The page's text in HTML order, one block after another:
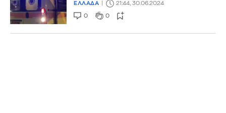
ΕΛΛΑΔΑ 21:44, 30.06.2024
0 0